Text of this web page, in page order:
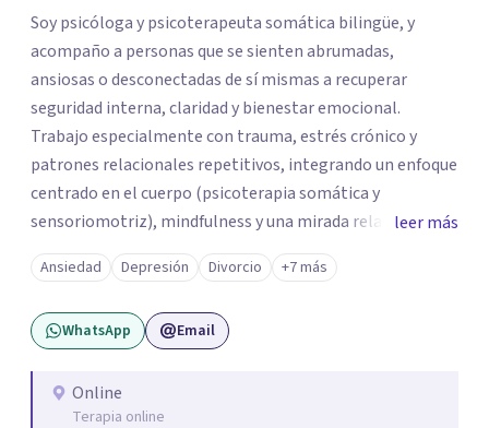
Soy psicóloga y psicoterapeuta somática bilingüe, y
acompaño a personas que se sienten abrumadas,
ansiosas o desconectadas de sí mismas a recuperar
seguridad interna, claridad y bienestar emocional.
Trabajo especialmente con trauma, estrés crónico y
patrones relacionales repetitivos, integrando un enfoque
centrado en el cuerpo (psicoterapia somática y
sensoriomotriz), mindfulness y una mirada relacional y
psicodinámica. En terapia te ayudo a entender lo que te
pasa sin juicio, a regular tu sistema nervioso y a
desarrollar recursos concretos para sentirte más
presente, estable y en paz contigo. También tengo
lo que me permite abordar dinámicas profundas que
pueden estar influyendo en tu historia y tus vínculos
leer más
Ansiedad Depresión Divorcio +7 más
WhatsApp Email
Online
Terapia online